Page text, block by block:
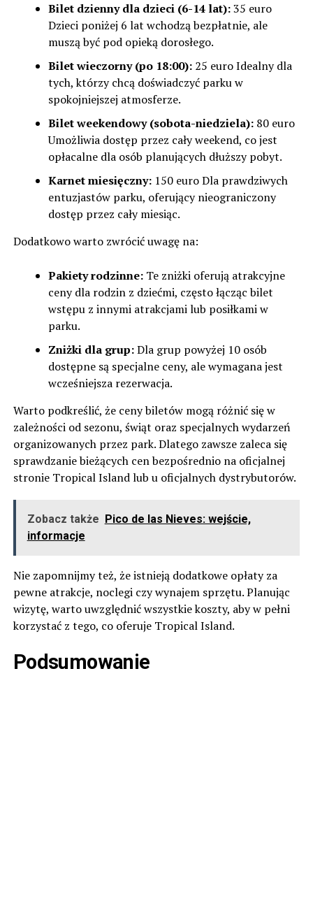
Bilet dzienny dla dzieci (6-14 lat):35 euro
Dzieci poniżej 6 lat wchodzą bezpłatnie, ale
muszą być pod opieką dorosłego.
Bilet wieczorny (po 18:00):25 euro Idealny dla
tych, którzy chcą doświadczyć parku w
spokojniejszej atmosferze.
Bilet weekendowy (sobota-niedziela):80 euro
Umożliwia dostęp przez cały weekend, co jest
opłacalne dla osób planujących dłuższy pobyt.
Karnet miesięczny:150 euro Dla prawdziwych
entuzjastów parku, oferujący nieograniczony
dostęp przez cały miesiąc.
Dodatkowo warto zwrócić uwagę na:
Pakiety rodzinne:Te zniżki oferują atrakcyjne
ceny dla rodzin z dziećmi, często łącząc bilet
wstępu z innymi atrakcjami lub posiłkami w
parku.
Zniżki dla grup:Dla grup powyżej 10 osób
dostępne są specjalne ceny, ale wymagana jest
wcześniejsza rezerwacja.
Warto podkreślić, że ceny biletów mogą różnić się w
zależności od sezonu, świąt oraz specjalnych wydarzeń
organizowanych przez park. Dlatego zawsze zaleca się
sprawdzanie bieżących cen bezpośrednio na oficjalnej
stronie Tropical Island lub u oficjalnych dystrybutorów.
Zobacz także
Pico de las Nieves: wejście,
informacje
Nie zapomnijmy też, że istnieją dodatkowe opłaty za
pewne atrakcje, noclegi czy wynajem sprzętu. Planując
wizytę, warto uwzględnić wszystkie koszty, aby w pełni
korzystać z tego, co oferuje Tropical Island.
Podsumowanie